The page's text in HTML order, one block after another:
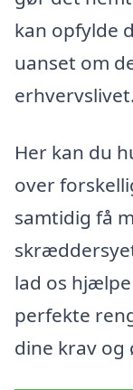
kan opfylde
uanset om
erhvervslivet.
Her kan du
over
samtidig få
lad os
perfekte
dine krav og